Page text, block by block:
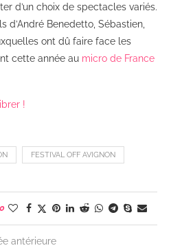
d’un choix de spectacles variés.
d’André Benedetto, Sébastien,
ont dû faire face les
cette année au micro de France
!
FESTIVAL OFF AVIGNON
0
antérieure